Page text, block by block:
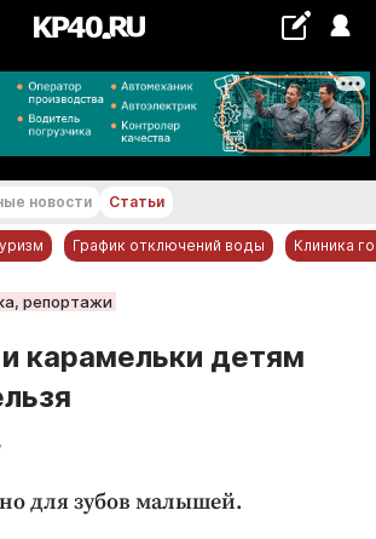
+19...+20 °С
новости
новости Статьи
График отключений воды Клиника
репортажи
карамельки детям
для зубов малышей.